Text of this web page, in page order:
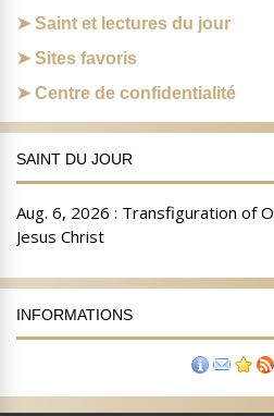
Saint et lectures du jour
Sites favoris
Centre de confidentialité
SAINT DU JOUR
INFORMATIONS